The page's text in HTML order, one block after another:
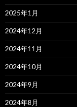
2025年1月
2024年12月
2024年11月
2024年10月
2024年9月
2024年8月